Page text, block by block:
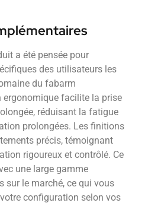
a été pensée pour
des utilisateurs les
du fabarm
facilite la prise
réduisant la fatigue
prolongées. Les finitions
précis, témoignant
rigoureux et contrôlé. Ce
une large gamme
sur le marché, ce qui vous
configuration selon vos